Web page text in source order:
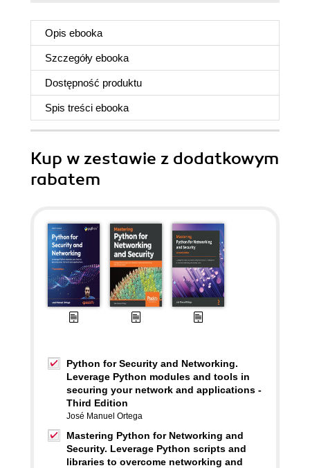
Opis ebooka
Szczegóły ebooka
Dostępność produktu
Spis treści ebooka
Kup w zestawie z dodatkowym
rabatem
Python for Security and Networking.
Leverage Python modules and tools in
securing your network and applications -
Third Edition
José Manuel Ortega
Mastering Python for Networking and
Security. Leverage Python scripts and
libraries to overcome networking and